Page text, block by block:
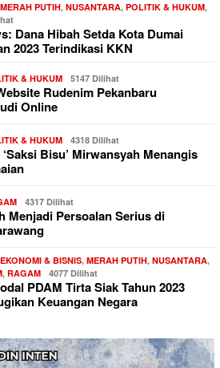
MERAH PUTIH, NUSANTARA, POLITIK & HUKUM,
Dana Hibah Setda Kota Dumai
2023 Terindikasi KKN
& HUKUM 5147 Dilihat
Rudenim Pekanbaru
Online
& HUKUM 4318 Dilihat
Bisu’ Mirwansyah Menangis
4317 Dilihat
Menjadi Persoalan Serius di
EKONOMI & BISNIS, MERAH PUTIH, NUSANTARA,
, RAGAM 4077 Dilihat
PDAM Tirta Siak Tahun 2023
Keuangan Negara